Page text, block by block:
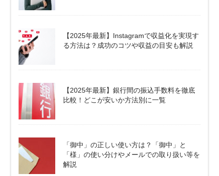
【2025年最新】Instagramで収益化を実現す
る方法は？成功のコツや収益の目安も解説
【2025年最新】銀行間の振込手数料を徹底
比較！どこが安いか方法別に一覧
「御中」の正しい使い方は？「御中」と
「様」の使い分けやメールでの取り扱い等を
解説